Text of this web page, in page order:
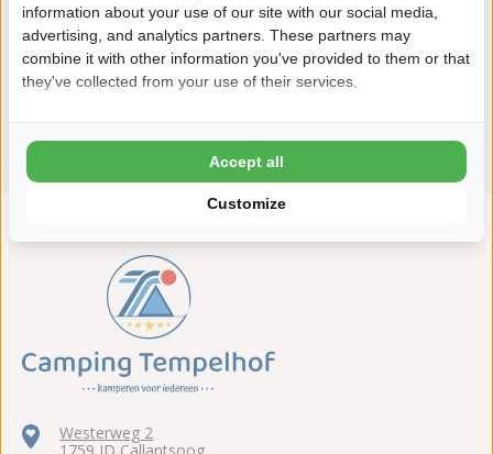
8,4 Ardoer Gastenbeoordeling
24 uur bedenktijd
Westerweg 2
information about your use of our site with our social media,
advertising, and analytics partners. These partners may
combine it with other information you've provided to them or that
they've collected from your use of their services.
Customize
Accept all